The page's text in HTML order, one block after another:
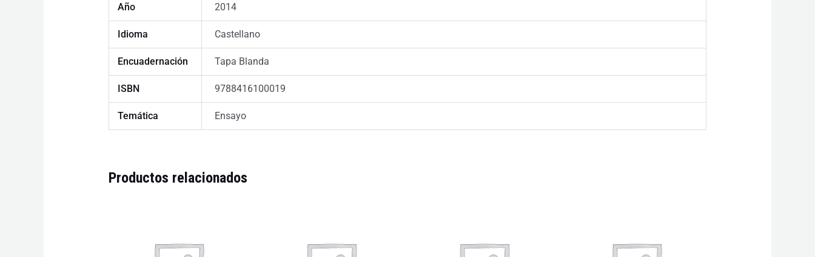
Año 2014
Idioma Castellano
Encuadernación Tapa Blanda
ISBN 9788416100019
Temática Ensayo
Productos relacionados